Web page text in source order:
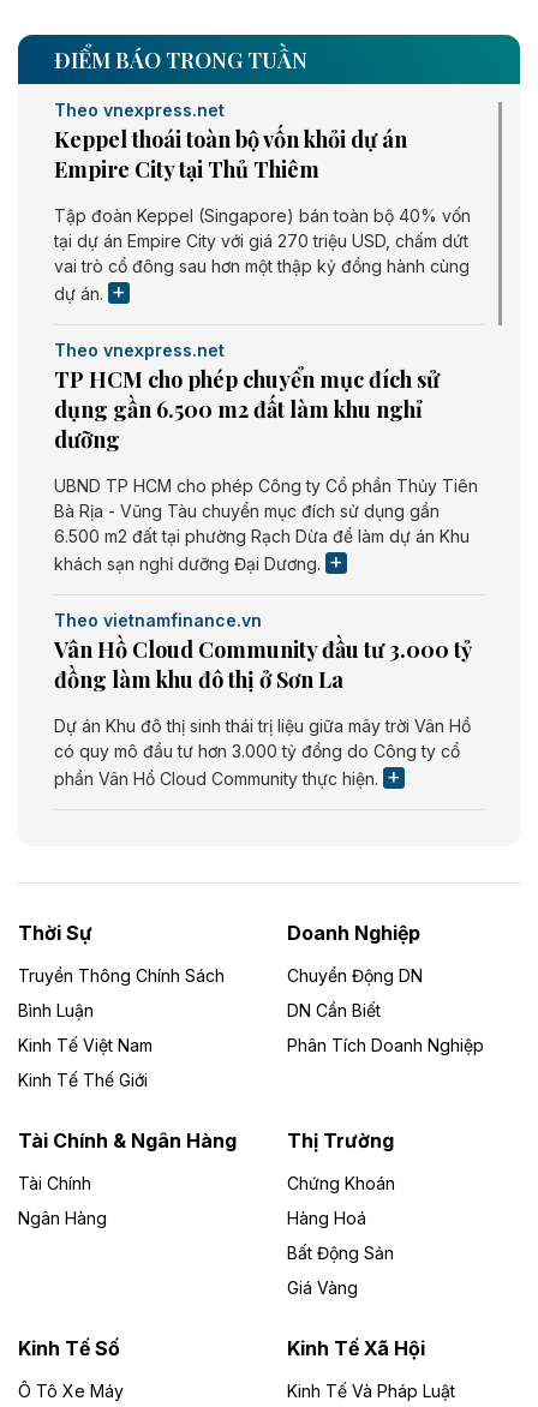
ĐIỂM BÁO TRONG TUẦN
Theo vnexpress.net
Keppel thoái toàn bộ vốn khỏi dự án
Empire City tại Thủ Thiêm
Tập đoàn Keppel (Singapore) bán toàn bộ 40% vốn
tại dự án Empire City với giá 270 triệu USD, chấm dứt
vai trò cổ đông sau hơn một thập kỷ đồng hành cùng
dự án.
Theo vnexpress.net
TP HCM cho phép chuyển mục đích sử
dụng gần 6.500 m2 đất làm khu nghỉ
dưỡng
UBND TP HCM cho phép Công ty Cổ phần Thủy Tiên
Bà Rịa - Vũng Tàu chuyển mục đích sử dụng gần
6.500 m2 đất tại phường Rạch Dừa để làm dự án Khu
khách sạn nghỉ dưỡng Đại Dương.
Theo vietnamfinance.vn
Vân Hồ Cloud Community đầu tư 3.000 tỷ
đồng làm khu đô thị ở Sơn La
Dự án Khu đô thị sinh thái trị liệu giữa mây trời Vân Hồ
có quy mô đầu tư hơn 3.000 tỷ đồng do Công ty cổ
phần Vân Hồ Cloud Community thực hiện.
Dự án Nhà máy xử lý rác và phát điện Bắc Giang do
Công ty TNHH Năng lượng môi trường Bắc Giang làm
Theo vietnamfinance.vn
Đức Long Gia Lai mở rộng ‘hệ sinh thái’
Lai
Bốn doanh nghiệp có sự góp vốn của Công ty Cổ
phần Tập đoàn Đức Long Gia Lai (HoSE: DLG) được
Gia Lai với tổng vốn hơn 4.750 tỷ đồng.
Đồng Nai cho thuê gần 59 ha đất làm khu
công nghiệp ở Long Thành
Thời Sự
Truyền Thông Chính Sách
Bình Luận
Kinh Tế Việt Nam
Kinh Tế Thế Giới
Doanh Nghiệp
Chuyển Động DN
DN Cần Biết
Phân Tích Doanh Nghiệp
Tài Chính & Ngân Hàng
Tài Chính
Ngân Hàng
Thị Trường
Chứng Khoán
Hàng Hoá
Bất Động Sản
Giá Vàng
Kinh Tế Số
Ô Tô Xe Máy
Kinh Tế Xã Hội
Kinh Tế Và Pháp Luật